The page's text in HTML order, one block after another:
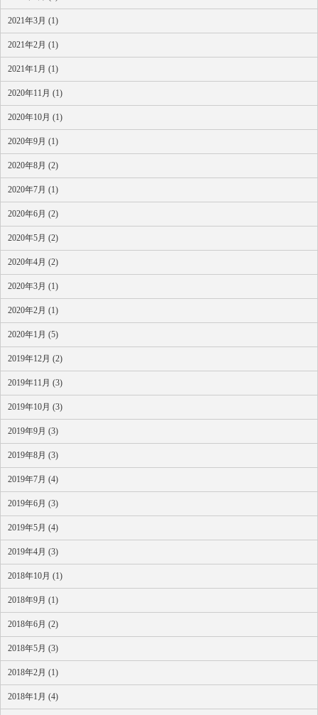
2021年3月 (1)
2021年2月 (1)
2021年1月 (1)
2020年11月 (1)
2020年10月 (1)
2020年9月 (1)
2020年8月 (2)
2020年7月 (1)
2020年6月 (2)
2020年5月 (2)
2020年4月 (2)
2020年3月 (1)
2020年2月 (1)
2020年1月 (5)
2019年12月 (2)
2019年11月 (3)
2019年10月 (3)
2019年9月 (3)
2019年8月 (3)
2019年7月 (4)
2019年6月 (3)
2019年5月 (4)
2019年4月 (3)
2018年10月 (1)
2018年9月 (1)
2018年6月 (2)
2018年5月 (3)
2018年2月 (1)
2018年1月 (4)